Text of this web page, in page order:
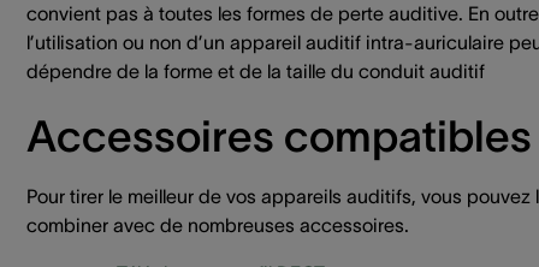
convient pas à toutes les formes de perte auditive. En
l’utilisation ou non d’un appareil auditif intra-auriculaire
dépendre de la forme et de la taille du conduit auditif
Accessoires compatibles
Pour tirer le meilleur de vos appareils auditifs, vous pouvez
combiner avec de nombreuses accessoires.